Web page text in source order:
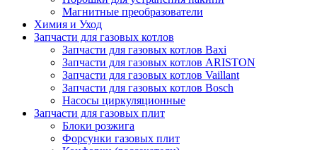
Магнитные преобразователи
Химия и Уход
Запчасти для газовых котлов
Запчасти для газовых котлов Baxi
Запчасти для газовых котлов ARISTON
Запчасти для газовых котлов Vaillant
Запчасти для газовых котлов Bosch
Насосы циркуляционные
Запчасти для газовых плит
Блоки розжига
Форсунки газовых плит